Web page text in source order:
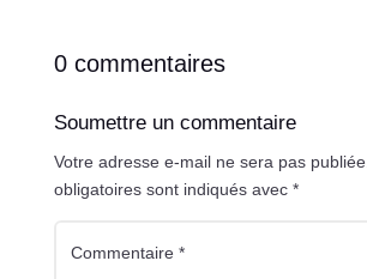
0 commentaires
Soumettre un commentaire
Votre adresse e-mail ne sera pas publiée.
obligatoires sont indiqués avec *